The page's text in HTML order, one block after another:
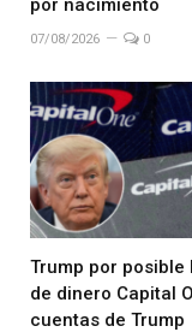
por nacimiento
07/08/2026 0
Trump por posible
de dinero Capital
cuentas de Trump